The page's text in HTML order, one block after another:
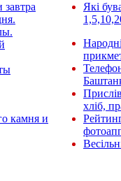
камня и
Які
хліб,